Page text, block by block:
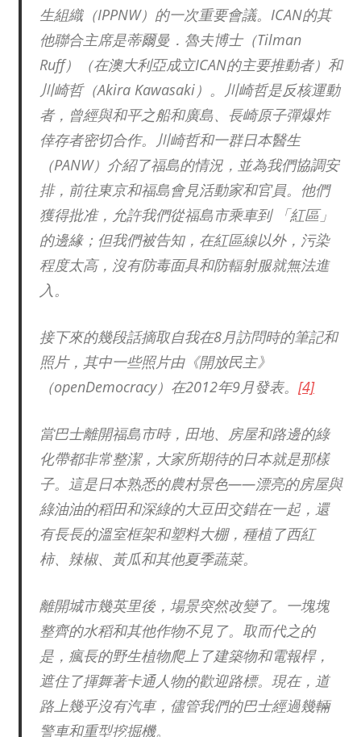
生組織（IPPNW）的一次重要會議。ICAN的其
他聯合主席是蒂爾曼．魯夫博士（Tilman
Ruff）（在澳大利亞成立ICAN的主要推動者）和
川崎哲（Akira Kawasaki）。川崎哲是反核運動
者，曾經與和平之船和廣島、長崎原子彈爆炸
倖存者密切合作。川崎哲和一群日本醫生
（PANW）介紹了福島的情況，並為我們協調安
排，前往東京和福島會見活動家和官員。他們
獲得批准，允許我們從福島市乘車到 「紅區」
的邊緣；但我們被告知，在紅區線以外，污染
程度太高，沒有防毒面具和防輻射服就無法進
入。
接下來的幾段話摘取自我在8月訪問時的筆記和
照片，其中一些照片由《開放民主》
（openDemocracy）在2012年9月發表。 [4]
當巴士離開福島市時，田地、房屋和路邊的綠
化帶都非常整潔，大家所期待的日本就是那樣
子。這是日本熟悉的農村景色——漂亮的房屋與
綠油油的稻田和深綠的大豆田交錯在一起，還
有長長的溫室框架和塑料大棚，種植了西紅
柿、辣椒、黃瓜和其他夏季蔬菜。
離開城市幾英里後，場景突然改變了。一塊塊
整齊的水稻和其他作物不見了。取而代之的
是，瘋長的野生植物爬上了建築物和電報桿，
遮住了揮舞著卡通人物的歡迎路標。現在，道
路上幾乎沒有汽車，儘管我們的巴士經過幾輛
警車和重型挖掘機。